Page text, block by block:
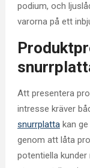
podium, och
varorna på ett
Att presentera
intresse kräver
snurrplattakan ge
genom att låta
potentiella